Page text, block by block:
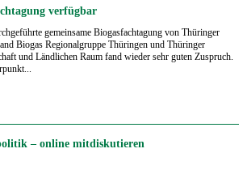
verfügbar
gemeinsame Biogasfachtagung von Thüringer
Biogas Regionalgruppe Thüringen und Thüringer
und Ländlichen Raum fand wieder sehr guten Zuspruch.
– online mitdiskutieren